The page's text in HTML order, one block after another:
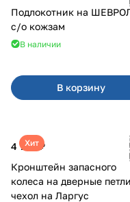
Подлокотник на
с/о кожзам
В наличии
В корзину
Хит
4 700 ₽
Кронштейн запасного
колеса на дверные
чехол на Ларгус